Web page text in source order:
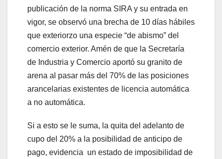
publicación de la norma SIRA y su entrada en
vigor, se observó una brecha de 10 días hábiles
que exteriorzo una especie “de abismo” del
comercio exterior. Amén de que la Secretaría
de Industria y Comercio aportó su granito de
arena al pasar más del 70% de las posiciones
arancelarias existentes de licencia automática
a no automática.
Si a esto se le suma, la quita del adelanto de
cupo del 20% a la posibilidad de anticipo de
pago, evidencia un estado de imposibilidad de